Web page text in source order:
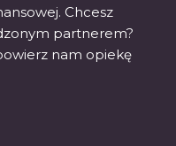
Chcesz
partnerem?
nam opiekę